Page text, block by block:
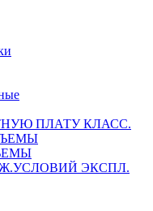
ПЛАТУ КЛАСС.
ЭКСПЛ.